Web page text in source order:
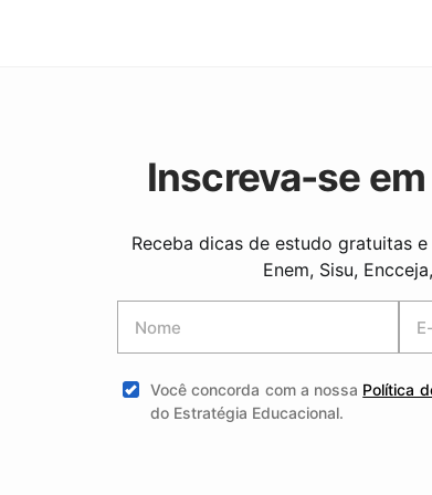
Inscreva-se
Receba dicas de estudo gratuitas
Enem, Sisu,
Você concorda com a nossa Política
do Estratégia Educacional.